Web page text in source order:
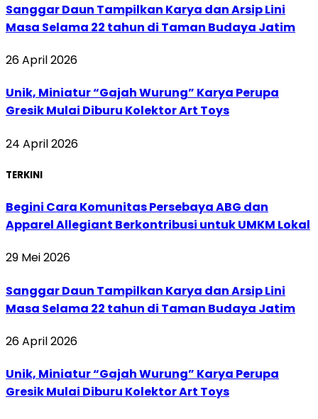
Sanggar Daun Tampilkan Karya dan Arsip Lini
Masa Selama 22 tahun di Taman Budaya Jatim
26 April 2026
Unik, Miniatur “Gajah Wurung” Karya Perupa
Gresik Mulai Diburu Kolektor Art Toys
24 April 2026
TERKINI
Begini Cara Komunitas Persebaya ABG dan
Apparel Allegiant Berkontribusi untuk UMKM Lokal
29 Mei 2026
Sanggar Daun Tampilkan Karya dan Arsip Lini
Masa Selama 22 tahun di Taman Budaya Jatim
26 April 2026
Unik, Miniatur “Gajah Wurung” Karya Perupa
Gresik Mulai Diburu Kolektor Art Toys